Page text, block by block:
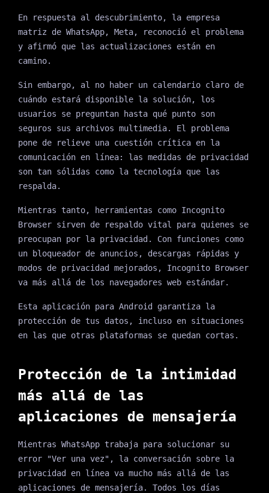
En respuesta al descubrimiento, la empresa
matriz de WhatsApp, Meta, reconoció el problema
y afirmó que las actualizaciones están en
camino.
Sin embargo, al no haber un calendario claro de
cuándo estará disponible la solución, los
usuarios se preguntan hasta qué punto son
seguros sus archivos multimedia. El problema
pone de relieve una cuestión crítica en la
comunicación en línea: las medidas de privacidad
son tan sólidas como la tecnología que las
respalda.
Mientras tanto, herramientas como Incognito
Browser sirven de respaldo vital para quienes se
preocupan por la privacidad. Con funciones como
un bloqueador de anuncios, descargas rápidas y
modos de privacidad mejorados, Incognito Browser
va más allá de los navegadores web estándar.
Esta aplicación para Android garantiza la
protección de tus datos, incluso en situaciones
en las que otras plataformas se quedan cortas.
Protección de la intimidad
más allá de las
aplicaciones de mensajería
Mientras WhatsApp trabaja para solucionar su
error "Ver una vez", la conversación sobre la
privacidad en línea va mucho más allá de las
aplicaciones de mensajería. Todos los días